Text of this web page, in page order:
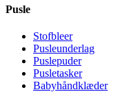
Pusle
Stofbleer
Pusleunderlag
Puslepuder
Pusletasker
Babyhåndklæder